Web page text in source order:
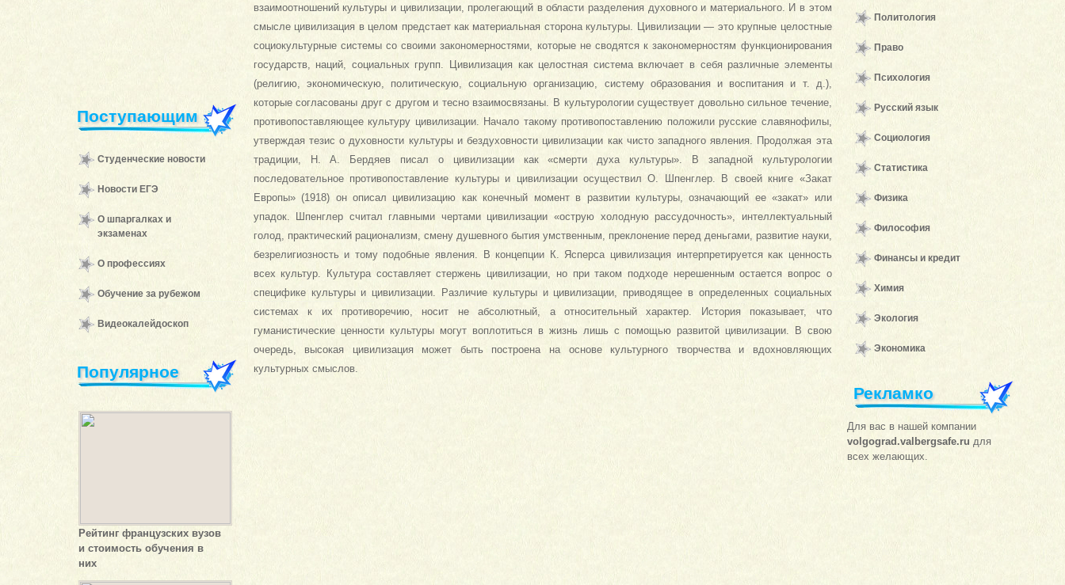
Поступающим
Студенческие новости
Новости ЕГЭ
О шпаргалках и
экзаменах
О профессиях
Обучение за рубежом
Видеокалейдоскоп
Популярное
Рейтинг французских вузов
и стоимость обучения в
них
взаимоотношений культуры и цивилизации, пролегающий в области разделения духовного и материального. И в этом
смысле цивилизация в целом предстает как материальная сторона культуры. Цивилизации — это крупные целостные
социокультурные системы со своими закономерностями, которые не сводятся к закономерностям функционирования
государств, наций, социальных групп. Цивилизация как целостная система включает в себя различные элементы
(религию, экономическую, политическую, социальную организацию, систему образования и воспитания и т. д.),
которые согласованы друг с другом и тесно взаимосвязаны. В культурологии существует довольно сильное течение,
противопоставляющее культуру цивилизации. Начало такому противопоставлению положили русские славянофилы,
утверждая тезис о духовности культуры и бездуховности цивилизации как чисто западного явления. Продолжая эта
традиции, Н. А. Бердяев писал о цивилизации как «смерти духа культуры». В западной культурологии
последовательное противопоставление культуры и цивилизации осуществил О. Шпенглер. В своей книге «Закат
Европы» (1918) он описал цивилизацию как конечный момент в развитии культуры, означающий ее «закат» или
упадок. Шпенглер считал главными чертами цивилизации «острую холодную рассудочность», интеллектуальный
голод, практический рационализм, смену душевного бытия умственным, преклонение перед деньгами, развитие науки,
безрелигиозность и тому подобные явления. В концепции К. Ясперса цивилизация интерпретируется как ценность
всех культур. Культура составляет стержень цивилизации, но при таком подходе нерешенным остается вопрос о
специфике культуры и цивилизации. Различие культуры и цивилизации, приводящее в определенных социальных
системах к их противоречию, носит не абсолютный, а относительный характер. История показывает, что
гуманистические ценности культуры могут воплотиться в жизнь лишь с помощью развитой цивилизации. В свою
очередь, высокая цивилизация может быть построена на основе культурного творчества и вдохновляющих
культурных смыслов.
Политология
Право
Психология
Русский язык
Социология
Статистика
Физика
Философия
Финансы и кредит
Химия
Экология
Экономика
Рекламко
Для вас в нашей компании
volgograd.valbergsafe.ru для
всех желающих.